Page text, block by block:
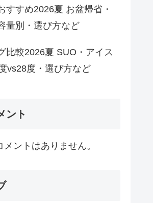
すすめ2026夏 お盆帰省・
量別・選び方など
比較2026夏 SUO・アイス
vs28度・選び方など
ント
ントはありません。